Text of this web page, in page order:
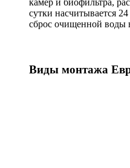
камер и биофильтра,
сутки насчитывается
сброс очищенной воды
Виды монтажа